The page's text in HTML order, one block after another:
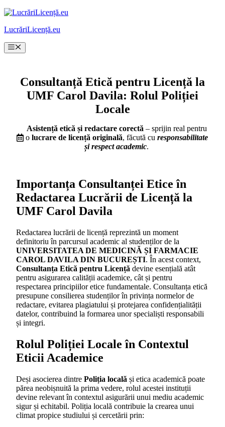
Sari
conținut
LucrăriLicență.eu
Meniu
Consultanță Etică pentru Licență la
UMF Carol Davila: Rolul Poliției
Locale
Asistență etică și redactare corectă – sprijin real pentru
o lucrare de licență originală, făcută cu responsabilitate
și respect academic.
Importanța Consultanței Etice în
Redactarea Lucrării de Licență la
UMF Carol Davila
Redactarea lucrării de licență reprezintă un moment
definitoriu în parcursul academic al studenților de la
UNIVERSITATEA DE MEDICINĂ ȘI FARMACIE
CAROL DAVILA DIN BUCUREȘTI. În acest context,
Consultanța Etică pentru Licență devine esențială atât
pentru asigurarea calității academice, cât și pentru
respectarea principiilor etice fundamentale. Consultanța etică
presupune consilierea studenților în privința normelor de
redactare, evitarea plagiatului și protejarea confidențialității
datelor, contribuind la formarea unor specialiști responsabili
și integri.
Rolul Poliției Locale în Contextul
Eticii Academice
Deși asocierea dintre Poliția locală și etica academică poate
părea neobișnuită la prima vedere, rolul acestei instituții
devine relevant în contextul asigurării unui mediu academic
sigur și echitabil. Poliția locală contribuie la crearea unui
climat propice studiului și cercetării prin: